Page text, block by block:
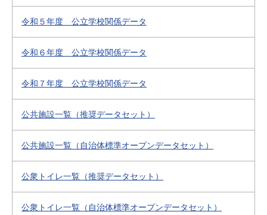
令和５年度 公立学校関係データ
令和６年度 公立学校関係データ
令和７年度 公立学校関係データ
公共施設一覧（推奨データセット）
公共施設一覧（自治体標準オープンデータセット）
公衆トイレ一覧（推奨データセット）
公衆トイレ一覧（自治体標準オープンデータセット）